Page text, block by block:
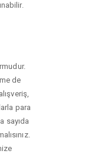
de
para
sayıda